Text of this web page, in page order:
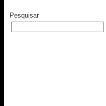
Pesquisar